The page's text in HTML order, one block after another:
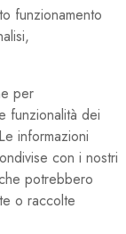
funzionamento
per
funzionalità dei
informazioni
con i nostri
potrebbero
o raccolte